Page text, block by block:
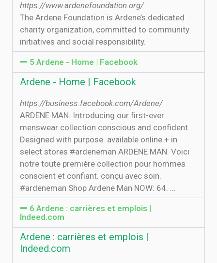
https://www.ardenefoundation.org/
The Ardene Foundation is Ardene’s dedicated
charity organization, committed to community
initiatives and social responsibility.
5 Ardene - Home | Facebook
Ardene - Home | Facebook
https://business.facebook.com/Ardene/
ARDENE MAN. Introducing our first-ever
menswear collection conscious and confident.
Designed with purpose. available online + in
select stores #ardeneman ARDENE MAN. Voici
notre toute première collection pour hommes
conscient et confiant. conçu avec soin.
#ardeneman Shop Ardene Man NOW: 64. …
6 Ardene : carrières et emplois |
Indeed.com
Ardene : carrières et emplois |
Indeed.com